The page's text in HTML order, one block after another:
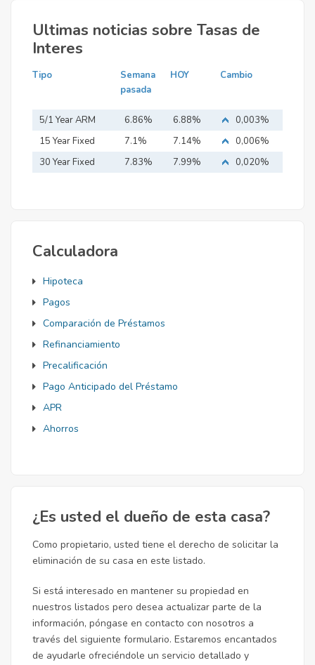
Ultimas noticias sobre Tasas de
Interes
Tipo
Semana
pasada
HOY Cambio
5/1 Year ARM 6.86% 6.88%
0,003%
15 Year Fixed
Mortgage
7.1% 7.14%
0,006%
30 Year Fixed
7.83% 7.99% 0,020%
Calculadora
Hipoteca
Pagos
Comparación de Préstamos
Refinanciamiento
Precalificación
Pago Anticipado del Préstamo
APR
Ahorros
¿Es usted el dueño de esta casa?
Como propietario, usted tiene el derecho de solicitar la
eliminación de su casa en este listado.
Si está interesado en mantener su propiedad en
nuestros listados pero desea actualizar parte de la
información, póngase en contacto con nosotros a
través del siguiente formulario. Estaremos encantados
de ayudarle ofreciéndole un servicio detallado y